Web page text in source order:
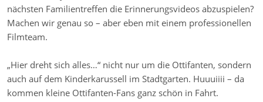
nächsten Familientreffen die Erinnerungsvideos abzuspielen?
Machen wir genau so – aber eben mit einem professionellen
Filmteam.
„Hier dreht sich alles…“ nicht nur um die Ottifanten, sondern
auch auf dem Kinderkarussell im Stadtgarten. Huuuiiii – da
kommen kleine Ottifanten-Fans ganz schön in Fahrt.